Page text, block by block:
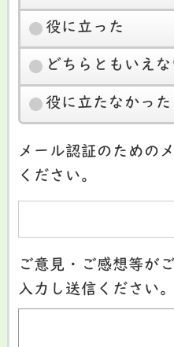
役に立った
どちらともいえな
役に立たなかった
メール認証のための
ください。
ご意見・ご感想等が
入力し送信ください。